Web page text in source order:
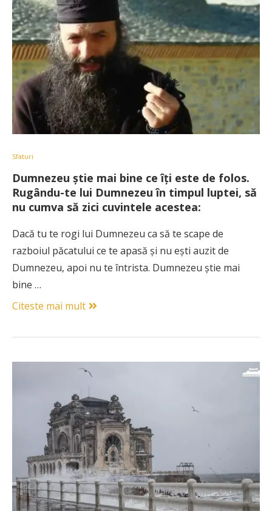
Sfaturi
Dumnezeu ştie mai bine ce îţi este de folos.
Rugându-te lui Dumnezeu în timpul luptei, să
nu cumva să zici cuvintele acestea:
Dacă tu te rogi lui Dumnezeu ca să te scape de
razboiul păcatului ce te apasă şi nu eşti auzit de
Dumnezeu, apoi nu te întrista. Dumnezeu ştie mai
bine …
Citeste mai mult